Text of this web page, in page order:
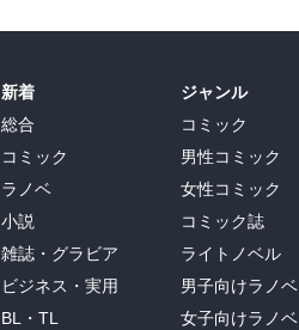
新着
総合
コミック
ラノベ
小説
雑誌・グラビア
ビジネス・実用
BL・TL
ジャンル
コミック
男性コミック
女性コミック
コミック誌
ライトノベル
男子向けラノベ
女子向けラノベ